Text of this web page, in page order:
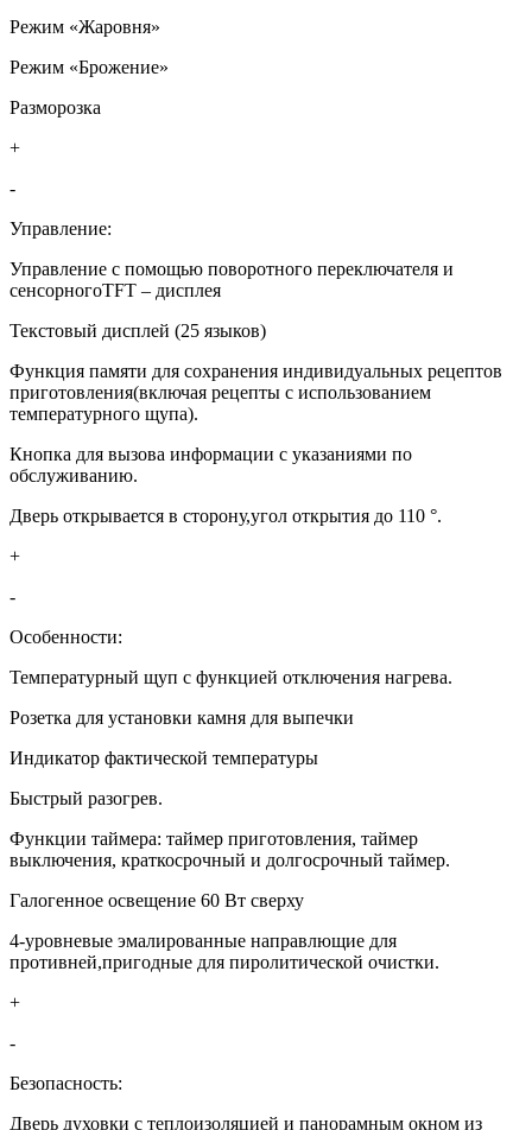
Режим «Жаровня»
Режим «Брожение»
Разморозка
+
-
Управление:
Управление с помощью поворотного переключателя и
сенсорногоTFT – дисплея
Текстовый дисплей (25 языков)
Функция памяти для сохранения индивидуальных рецептов
приготовления(включая рецепты с использованием
температурного щупа).
Кнопка для вызова информации с указаниями по
обслуживанию.
Дверь открывается в сторону,угол открытия до 110 °.
+
-
Особенности:
Температурный щуп с функцией отключения нагрева.
Розетка для установки камня для выпечки
Индикатор фактической температуры
Быстрый разогрев.
Функции таймера: таймер приготовления, таймер
выключения, краткосрочный и долгосрочный таймер.
Галогенное освещение 60 Вт сверху
4-уровневые эмалированные направлющие для
противней,пригодные для пиролитической очистки.
+
-
Безопасность:
Дверь духовки с теплоизоляцией и панорамным окном из